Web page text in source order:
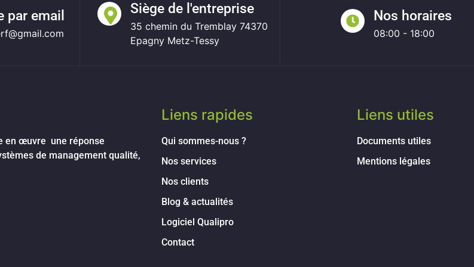
par email Siège de l'entreprise
35 chemin du Tremblay 74370
Epagny Metz-Tessy
Nos horaires
08:00 - 18:00
en œuvre une réponse
de management qualité,
Liens rapides
Qui sommes-nous ?
Nos services
Nos clients
Blog & actualités
Logiciel Qualipro
Contact
Liens utiles
Documents utiles
Mentions légales